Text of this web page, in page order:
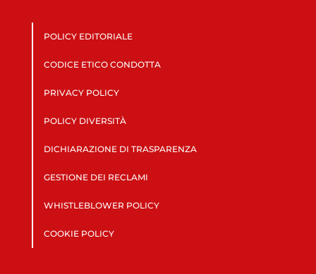
POLICY EDITORIALE
CODICE ETICO CONDOTTA
PRIVACY POLICY
POLICY DIVERSITÀ
DICHIARAZIONE DI TRASPARENZA
GESTIONE DEI RECLAMI
WHISTLEBLOWER POLICY
COOKIE POLICY